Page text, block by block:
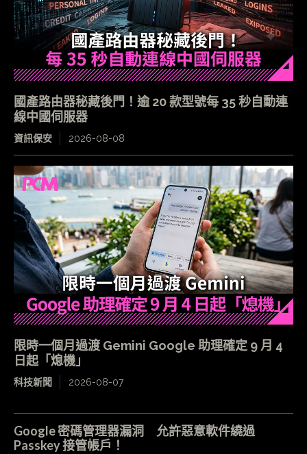
國產路由器秘藏後門！逾 20 款型號每 35 秒自動連
線中國伺服器
資訊保安 2026-08-08
限時一個月過渡 Gemini Google 助理確定 9 月 4
日起「熄機」
科技新聞 2026-08-07
Google 密碼管理器漏洞 允許惡意軟件繞過
Passkey 接管帳戶！